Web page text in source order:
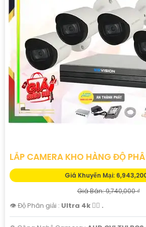
LẮP CAMERA KHO HÀNG ĐỘ
Giá Khuyến Mại:
Giá Bán: 9,740,000 ₫
👁 Độ Phân giải : Ultra 4k 👍🏾 .